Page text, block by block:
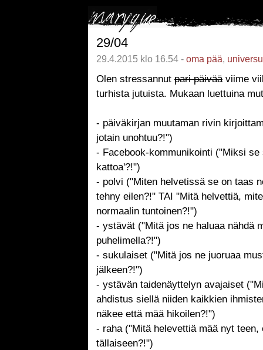
29/04
29.4.2015 klo 16.54 - oma pää,
Olen stressannut pari päivääviime
turhista jutuista. Mukaan luettuina
- päiväkirjan muutaman rivin
jotain unohtuu?!")
- Facebook-kommunikointi ("Miksi se
kattoa'?!")
- polvi ("Miten helvetissä se on taas
tehny eilen?!" TAI "Mitä helvettiä,
normaalin tuntoinen?!")
- ystävät ("Mitä jos ne haluaa nähdä
puhelimella?!")
- sukulaiset ("Mitä jos ne juoruaa
jälkeen?!")
- ystävän taidenäyttelyn avajaiset
ahdistus siellä niiden kaikkien
näkee että mää hikoilen?!")
- raha ("Mitä helevettiä mää nyt teen,
tällaiseen?!")